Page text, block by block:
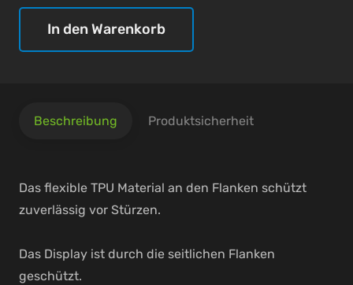
Xiaomi
11
Menge
In den Warenkorb
Beschreibung Produktsicherheit
Das flexible TPU Material an den Flanken schützt
zuverlässig vor Stürzen.
Das Display ist durch die seitlichen Flanken
geschützt.